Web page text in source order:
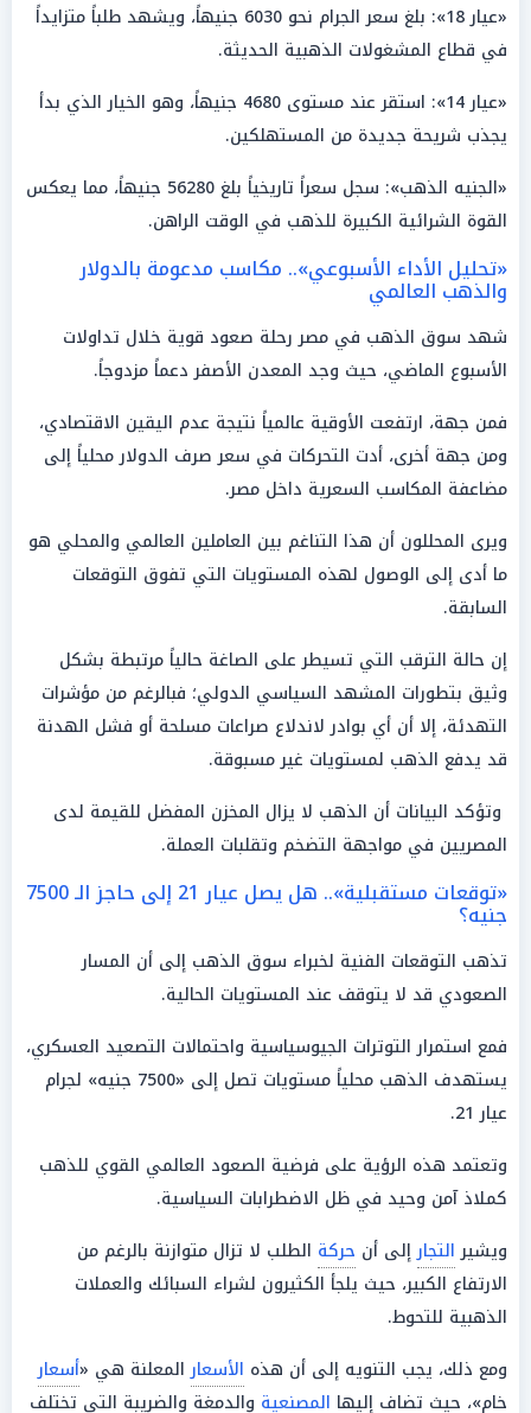
«عيار 18»: بلغ سعر الجرام نحو 6030 جنيهاً، ويشهد طلباً متزايداً
في قطاع المشغولات الذهبية الحديثة.
«عيار 14»: استقر عند مستوى 4680 جنيهاً، وهو الخيار الذي بدأ
يجذب شريحة جديدة من المستهلكين.
«الجنيه الذهب»: سجل سعراً تاريخياً بلغ 56280 جنيهاً، مما يعكس
القوة الشرائية الكبيرة للذهب في الوقت الراهن.
«تحليل الأداء الأسبوعي».. مكاسب مدعومة بالدولار
والذهب العالمي
شهد سوق الذهب في مصر رحلة صعود قوية خلال تداولات
الأسبوع الماضي، حيث وجد المعدن الأصفر دعماً مزدوجاً.
فمن جهة، ارتفعت الأوقية عالمياً نتيجة عدم اليقين الاقتصادي،
ومن جهة أخرى، أدت التحركات في سعر صرف الدولار محلياً إلى
مضاعفة المكاسب السعرية داخل مصر.
ويرى المحللون أن هذا التناغم بين العاملين العالمي والمحلي هو
ما أدى إلى الوصول لهذه المستويات التي تفوق التوقعات
السابقة.
إن حالة الترقب التي تسيطر على الصاغة حالياً مرتبطة بشكل
وثيق بتطورات المشهد السياسي الدولي؛ فبالرغم من مؤشرات
التهدئة، إلا أن أي بوادر لاندلاع صراعات مسلحة أو فشل الهدنة
قد يدفع الذهب لمستويات غير مسبوقة.
وتؤكد البيانات أن الذهب لا يزال المخزن المفضل للقيمة لدى
المصريين في مواجهة التضخم وتقلبات العملة.
«توقعات مستقبلية».. هل يصل عيار 21 إلى حاجز الـ 7500
جنيه؟
تذهب التوقعات الفنية لخبراء سوق الذهب إلى أن المسار
الصعودي قد لا يتوقف عند المستويات الحالية.
فمع استمرار التوترات الجيوسياسية واحتمالات التصعيد العسكري،
يستهدف الذهب محلياً مستويات تصل إلى «7500 جنيه» لجرام
عيار 21.
وتعتمد هذه الرؤية على فرضية الصعود العالمي القوي للذهب
كملاذ آمن وحيد في ظل الاضطرابات السياسية.
ويشيرالتجارإلى أن حركة الطلب لا تزال متوازنة بالرغم من
الارتفاع الكبير، حيث يلجأ الكثيرون لشراء السبائك والعملات
الذهبية للتحوط.
ومع ذلك، يجب التنويه إلى أن هذه الأسعارالمعلنة هي «أسعار
خام»، حيث تضاف إليها المصنعية والدمغة والضريبة التي تختلف